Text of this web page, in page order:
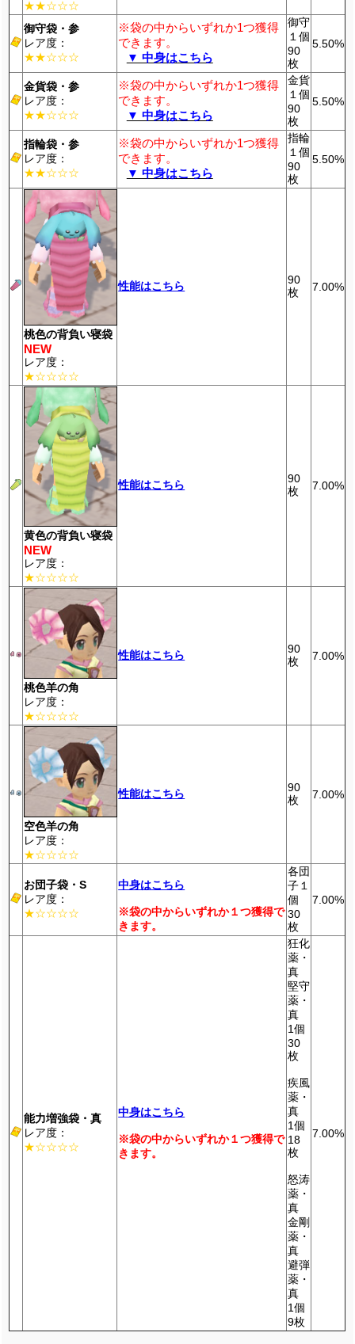
★★☆☆☆
御守袋・参
レア度：
★★☆☆☆
※袋の中からいずれか1つ獲得
できます。
▼ 中身はこちら
御守
１個
90
枚
5.50%
金貨袋・参
レア度：
★★☆☆☆
※袋の中からいずれか1つ獲得
できます。
▼ 中身はこちら
金貨
１個
90
枚
5.50%
指輪袋・参
レア度：
★★☆☆☆
※袋の中からいずれか1つ獲得
できます。
▼ 中身はこちら
指輪
１個
90
枚
5.50%
桃色の背負い寝袋
NEW
レア度：
★☆☆☆☆
性能はこちら
90
枚
7.00%
黄色の背負い寝袋
NEW
レア度：
★☆☆☆☆
性能はこちら
90
枚
7.00%
桃色羊の角
レア度：
★☆☆☆☆
性能はこちら
90
枚
7.00%
空色羊の角
レア度：
★☆☆☆☆
性能はこちら
90
枚
7.00%
お団子袋・S
レア度：
★☆☆☆☆
中身はこちら
※袋の中からいずれか１つ獲得で
きます。
各団
子１
個
30
枚
7.00%
能力増強袋・真
レア度：
★☆☆☆☆
中身はこちら
※袋の中からいずれか１つ獲得で
きます。
狂化
薬・
真
堅守
薬・
真
1個
30
枚
疾風
薬・
真
1個
18
枚
怒涛
薬・
真
金剛
薬・
真
避弾
薬・
真
1個
9枚
7.00%